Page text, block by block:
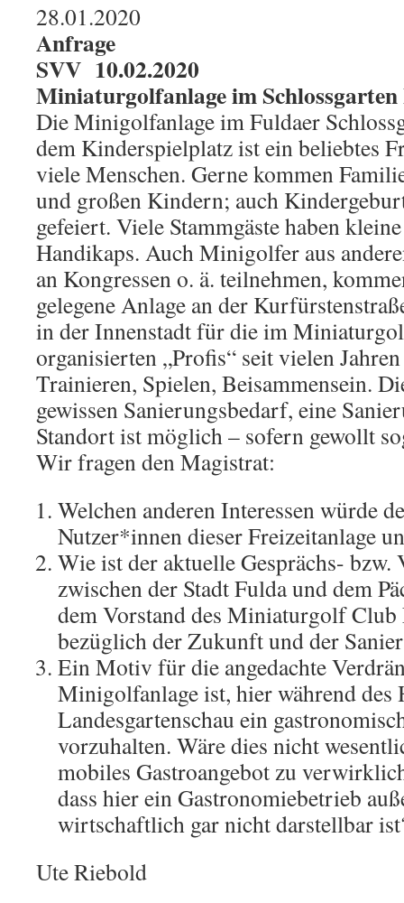
28.01.2020
Anfrage
SVV 10.02.2020
Miniaturgolfanlage im
Die Minigolfanlage im Fuldaer
dem Kinderspielplatz ist ein beliebtes
viele Menschen. Gerne kommen
und großen Kindern; auch
gefeiert. Viele Stammgäste haben
Handikaps. Auch Minigolfer aus
an Kongressen o. ä. teilnehmen,
gelegene Anlage an der
in der Innenstadt für die im
organisierten „Profis“ seit vielen
Trainieren, Spielen, Beisammensein.
gewissen Sanierungsbedarf, eine
Standort ist möglich – sofern gewollt
Wir fragen den Magistrat:
Welchen anderen Interessen würde
Nutzer*innen dieser Freizeitanlage
Wie ist der aktuelle Gesprächs- bzw.
zwischen der Stadt Fulda und dem
dem Vorstand des Miniaturgolf Club
bezüglich der Zukunft und der
Ein Motiv für die angedachte
Minigolfanlage ist, hier während des
Landesgartenschau ein
vorzuhalten. Wäre dies nicht
mobiles Gastroangebot zu
dass hier ein Gastronomiebetrieb
wirtschaftlich gar nicht darstellbar
Ute Riebold